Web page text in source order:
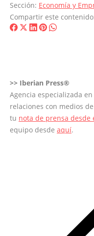
Sección: Economía y
Compartir este
ShareShareShare
ShareShare
>> Iberian Press®
Agencia especializada
relaciones con medios
tu nota de prensa desde
equipo desde aquí.